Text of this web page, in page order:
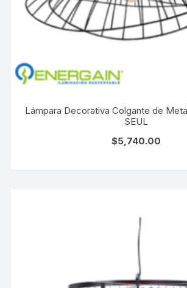
Lámpara Decorativa Colgante de
SEUL
$5,740.00